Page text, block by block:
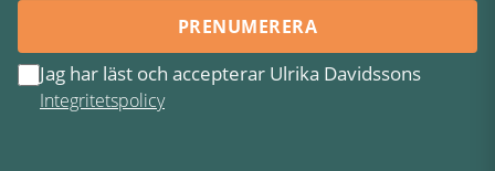
PRENUMERERA
Jag har läst och accepterar Ulrika Davidssons
Integritetspolicy